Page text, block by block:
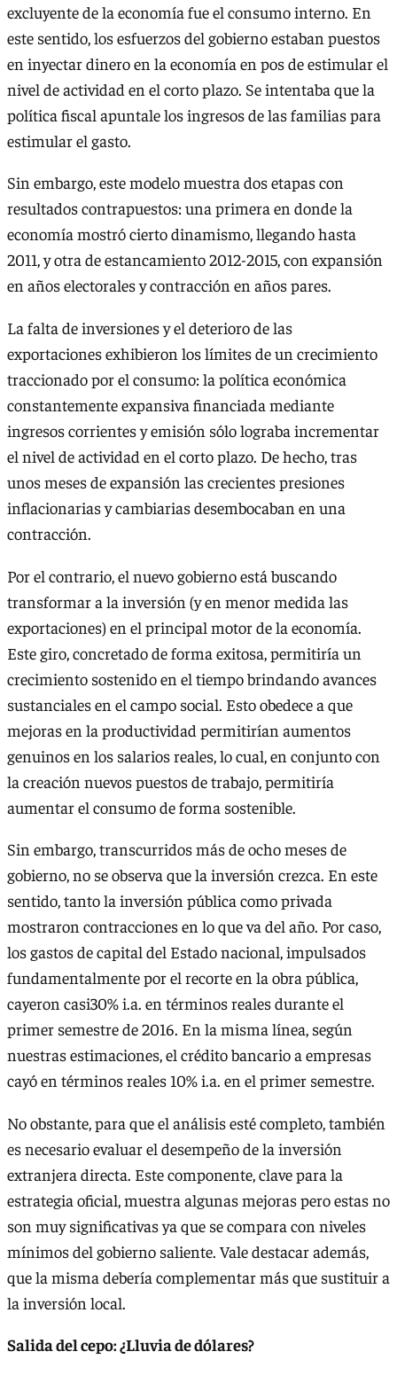
excluyente de la economía fue el consumo interno. En
este sentido, los esfuerzos del gobierno estaban puestos
en inyectar dinero en la economía en pos de estimular el
nivel de actividad en el corto plazo. Se intentaba que la
política fiscal apuntale los ingresos de las familias para
estimular el gasto.
Sin embargo, este modelo muestra dos etapas con
resultados contrapuestos: una primera en donde la
economía mostró cierto dinamismo, llegando hasta
2011, y otra de estancamiento 2012-2015, con expansión
en años electorales y contracción en años pares.
La falta de inversiones y el deterioro de las
exportaciones exhibieron los límites de un crecimiento
traccionado por el consumo: la política económica
constantemente expansiva financiada mediante
ingresos corrientes y emisión sólo lograba incrementar
el nivel de actividad en el corto plazo. De hecho, tras
unos meses de expansión las crecientes presiones
inflacionarias y cambiarias desembocaban en una
contracción.
Por el contrario, el nuevo gobierno está buscando
transformar a la inversión (y en menor medida las
exportaciones) en el principal motor de la economía.
Este giro, concretado de forma exitosa, permitiría un
crecimiento sostenido en el tiempo brindando avances
sustanciales en el campo social. Esto obedece a que
mejoras en la productividad permitirían aumentos
genuinos en los salarios reales, lo cual, en conjunto con
la creación nuevos puestos de trabajo, permitiría
aumentar el consumo de forma sostenible.
Sin embargo, transcurridos más de ocho meses de
gobierno, no se observa que la inversión crezca. En este
sentido, tanto la inversión pública como privada
mostraron contracciones en lo que va del año. Por caso,
los gastos de capital del Estado nacional, impulsados
fundamentalmente por el recorte en la obra pública,
cayeron casi30% i.a. en términos reales durante el
primer semestre de 2016. En la misma línea, según
nuestras estimaciones, el crédito bancario a empresas
cayó en términos reales 10% i.a. en el primer semestre.
No obstante, para que el análisis esté completo, también
es necesario evaluar el desempeño de la inversión
extranjera directa. Este componente, clave para la
estrategia oficial, muestra algunas mejoras pero estas no
son muy significativas ya que se compara con niveles
mínimos del gobierno saliente. Vale destacar además,
que la misma debería complementar más que sustituir a
la inversión local.
Salida del cepo: ¿Lluvia de dólares?